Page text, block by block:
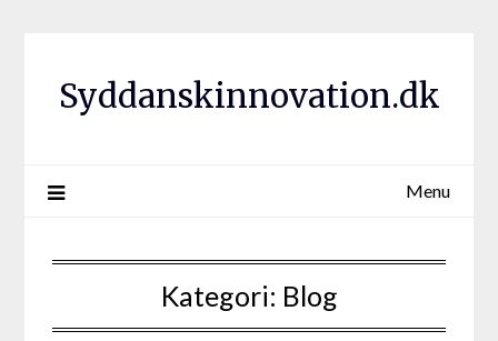
Syddanskinnovation.dk
Menu
Kategori: Blog